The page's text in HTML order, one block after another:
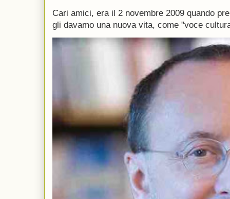
Cari amici, era il 2 novembre 2009 quando
gli davamo una nuova vita, come "voce